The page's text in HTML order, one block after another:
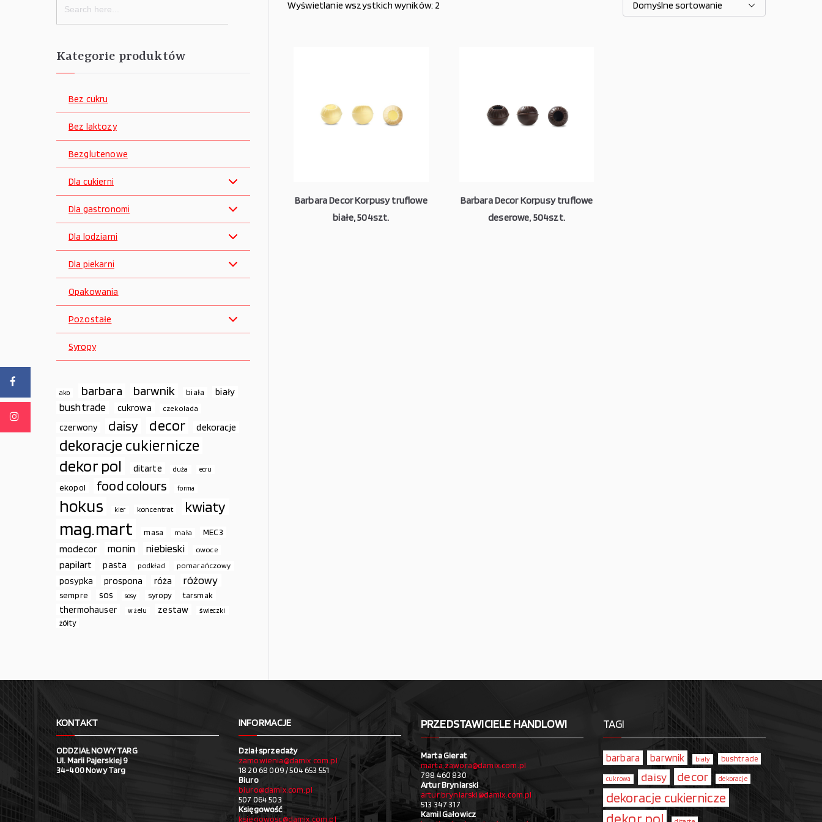
Wyświetlanie wszystkich wyników: 2
Barbara Decor Korpusy truflowe
białe, 504szt.
Barbara Decor Korpusy truflowe
deserowe, 504szt.
for:
Kategorie produktów
Bez cukru
Bez laktozy
Bezglutenowe
Dla cukierni
Dla gastronomi
Dla lodziarni
Dla piekarni
Opakowania
Pozostałe
Syropy
ako barbara barwnik biała biały
bushtrade cukrowa czekolada
czerwony daisy decor dekoracje
dekoracje cukiernicze
dekor pol ditarte duża ecru
ekopol food colours forma
hokus kier koncentrat kwiaty
mag.mart masa mała MEC3
modecor monin niebieski owoce
papilart pasta podkład pomarańczowy
posypka prospona róża różowy
sempre sos sosy syropy tarsmak
thermohauser w żelu zestaw świeczki
żółty
KONTAKT
ODDZIAŁ NOWY TARG
Ul. Marii Pajerskiej 9
34-400 Nowy Targ
INFORMACJE
Dział sprzedaży
zamowienia@damix.com.pl
18 20 68 009 / 504 653 551
Biuro
biuro@damix.com.pl
507 064 503
Księgowość
ksiegowosc@damix.com.pl
PRZEDSTAWICIELE HANDLOWI
Marta Gierat
marta.zawora@damix.com.pl
798 460 830
Artur Bryniarski
artur.bryniarski@damix.com.pl
513 347 317
Kamil Gałowicz
TAGI
barbara barwnik biały bushtrade
cukrowa daisy decor dekoracje
dekoracje cukiernicze